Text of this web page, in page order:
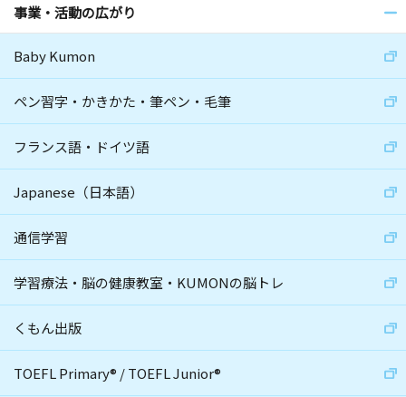
事業・活動の広がり
Baby Kumon
ペン習字・かきかた・筆ペン・毛筆
フランス語・ドイツ語
Japanese（日本語）
通信学習
学習療法・脳の健康教室・KUMONの脳トレ
くもん出版
TOEFL Primary® /TOEFL Junior®